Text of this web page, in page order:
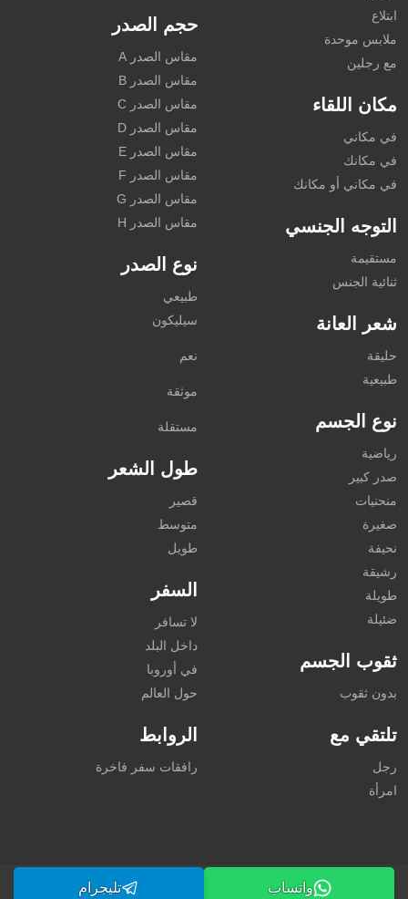
ابتلاع
ملابس موحدة
مع رجلين
مكان اللقاء
في مكاني
في مكانك
في مكاني أو مكانك
التوجه الجنسي
مستقيمة
ثنائية الجنس
شعر العانة
حليقة
طبيعية
نوع الجسم
رياضية
صدر كبير
منحنيات
صغيرة
نحيفة
رشيقة
طويلة
ضئيلة
ثقوب الجسم
بدون ثقوب
تلتقي مع
رجل
امرأة
حجم الصدر
مقاس الصدر A
مقاس الصدر B
مقاس الصدر C
مقاس الصدر D
مقاس الصدر E
مقاس الصدر F
مقاس الصدر G
مقاس الصدر H
نوع الصدر
طبيعي
سيليكون
نعم
موثقة
مستقلة
طول الشعر
قصير
متوسط
طويل
السفر
لا تسافر
داخل البلد
في أوروبا
حول العالم
الروابط
رافقات سفر فاخرة
©2026 dubai-callgirl.com. جميع الحقوق محفوظة. واتساب تليجرام